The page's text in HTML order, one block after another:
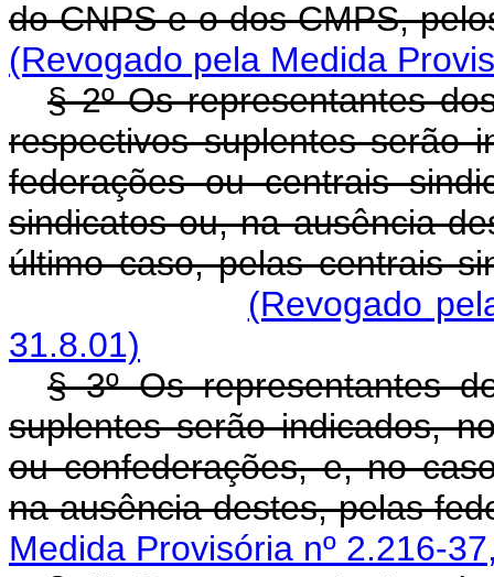
do CNPS e o dos CMPS,
(Revogado pela Medida
§ 2º Os representantes
respectivos suplentes serão
federações ou centrais
sindicatos ou, na ausência
último caso, pelas centrais
(Revogado
31.8.01)
§ 3º Os representantes
suplentes serão indicados,
ou confederações, e, no
na ausência destes, pelas
Medida Provisória nº 2.216-